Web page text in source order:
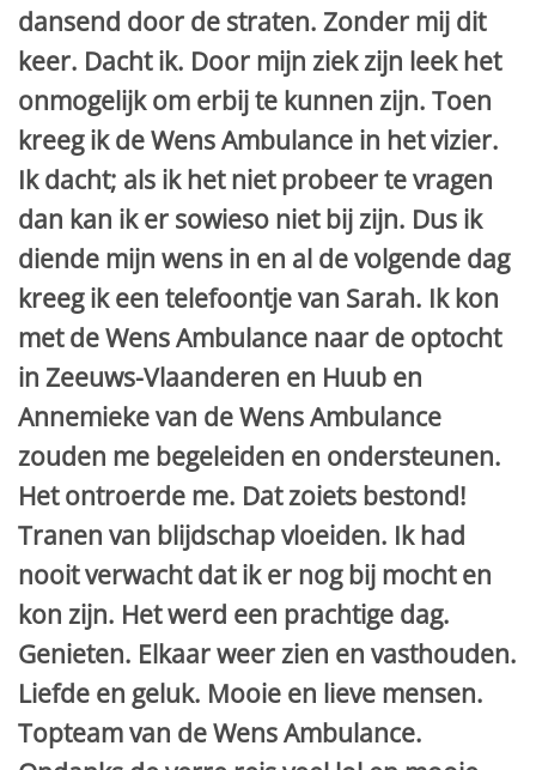
dansend door de straten. Zonder mij dit
keer. Dacht ik. Door mijn ziek zijn leek het
onmogelijk om erbij te kunnen zijn. Toen
kreeg ik de Wens Ambulance in het vizier.
Ik dacht; als ik het niet probeer te vragen
dan kan ik er sowieso niet bij zijn. Dus ik
diende mijn wens in en al de volgende dag
kreeg ik een telefoontje van Sarah. Ik kon
met de Wens Ambulance naar de optocht
in Zeeuws-Vlaanderen en Huub en
Annemieke van de Wens Ambulance
zouden me begeleiden en ondersteunen.
Het ontroerde me. Dat zoiets bestond!
Tranen van blijdschap vloeiden. Ik had
nooit verwacht dat ik er nog bij mocht en
kon zijn. Het werd een prachtige dag.
Genieten. Elkaar weer zien en vasthouden.
Liefde en geluk. Mooie en lieve mensen.
Topteam van de Wens Ambulance.